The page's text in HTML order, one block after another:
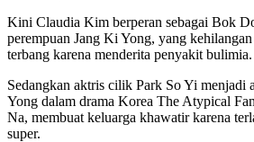
Kini Claudia Kim berperan sebagai Bok
perempuan Jang Ki Yong, yang
terbang karena menderita penyakit bulimia.
Sedangkan aktris cilik Park So Yi menjadi
Yong dalam drama Korea The Atypical
Na, membuat keluarga khawatir karena
super.